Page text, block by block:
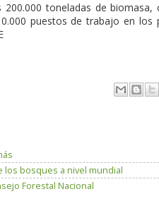
toneladas de
puestos de trabajo en los
los bosques a nivel mundial
Forestal Nacional